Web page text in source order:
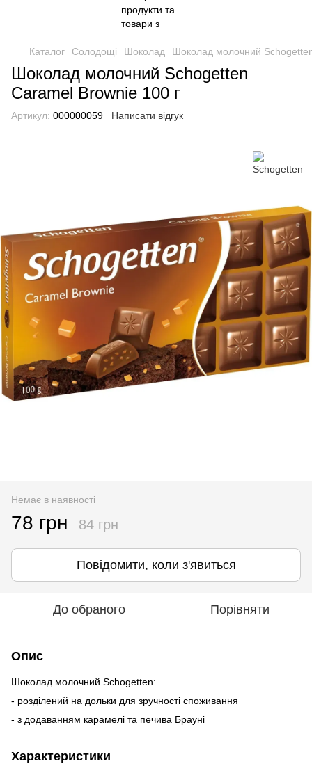
Каталог Солодощі Шоколад Шоколад молочний
Шоколад молочний Schogetten
Caramel Brownie 100 г
Артикул: 000000059 Написати відгук
Немає в наявності
78 грн 84 грн
Повідомити, коли з'явиться
До обраного Порівняти
Опис
Шоколад молочний Schogetten:
- розділений на дольки для зручності споживання
- з додаванням карамелі та печива Брауні
Характеристики